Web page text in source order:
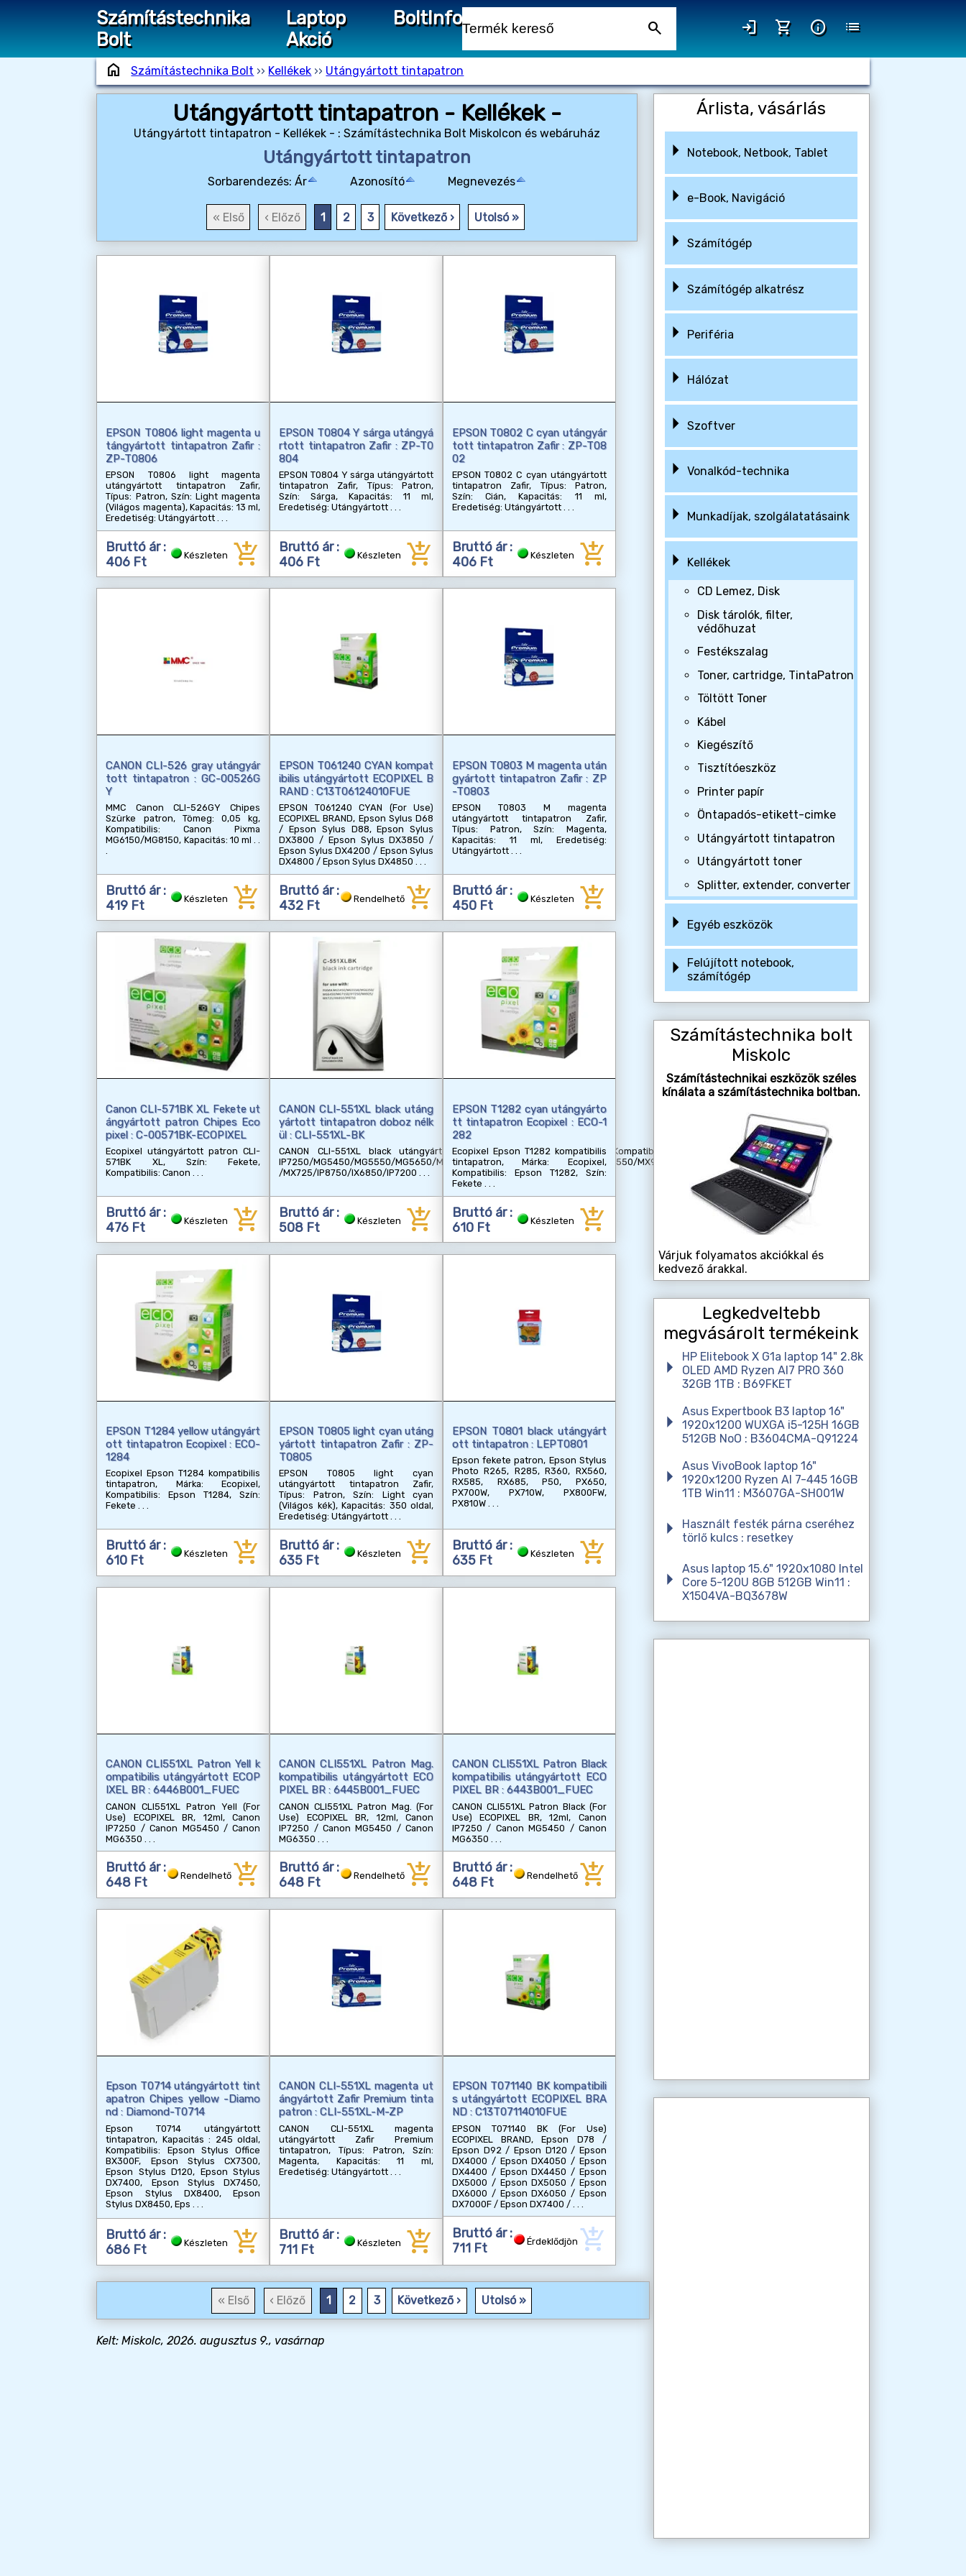
Számítástechnika
Bolt
Laptop
Akció
BoltInfo search login shopping_cart info list
home Számítástechnika Bolt ›› Kellékek ›› Utángyártott tintapatron
Utángyártott tintapatron - Kellékek -
Utángyártott tintapatron - Kellékek - : Számítástechnika Bolt Miskolcon és webáruház
Utángyártott tintapatron
Sorbarendezés: Ár Azonosító Megnevezés
« Első ‹ Előző 1 2 3 Következő › Utolsó »
EPSON T0806 light magenta u
tángyártott tintapatron Zafir :
ZP-T0806
EPSON T0806 light magenta
utángyártott tintapatron Zafir,
Típus: Patron, Szín: Light magenta
(Világos magenta), Kapacitás: 13 ml,
Eredetiség: Utángyártott
Bruttó ár :
406 Ft
Készleten add_shopping_cart
EPSON T0804 Y sárga utángyá
rtott tintapatron Zafir : ZP-T0
804
EPSON T0804 Y sárga utángyártott
tintapatron Zafir, Típus: Patron,
Szín: Sárga, Kapacitás: 11 ml,
Eredetiség: Utángyártott
Bruttó ár :
406 Ft
Készleten add_shopping_cart
EPSON T0802 C cyan utángyár
tott tintapatron Zafir : ZP-T08
02
EPSON T0802 C cyan utángyártott
tintapatron Zafir, Típus: Patron,
Szín: Cián, Kapacitás: 11 ml,
Eredetiség: Utángyártott
Bruttó ár :
406 Ft
Készleten add_shopping_cart
CANON CLI-526 gray utángyár
tott tintapatron : GC-00526G
Y
MMC Canon CLI-526GY Chipes
Szürke patron, Tömeg: 0,05 kg,
Kompatibilis: Canon Pixma
MG6150/MG8150, Kapacitás: 10 ml
Bruttó ár :
419 Ft
Készleten add_shopping_cart
EPSON T061240 CYAN kompat
ibilis utángyártott ECOPIXEL B
RAND : C13T06124010FUE
EPSON T061240 CYAN (For Use)
ECOPIXEL BRAND, Epson Sylus D68
/ Epson Sylus D88, Epson Sylus
DX3800 / Epson Sylus DX3850 /
Epson Sylus DX4200 / Epson Sylus
DX4800 / Epson Sylus DX4850
Bruttó ár :
432 Ft
Rendelhető add_shopping_cart
EPSON T0803 M magenta után
gyártott tintapatron Zafir : ZP
-T0803
EPSON T0803 M magenta
utángyártott tintapatron Zafir,
Típus: Patron, Szín: Magenta,
Kapacitás: 11 ml, Eredetiség:
Utángyártott
Bruttó ár :
450 Ft
Készleten add_shopping_cart
Canon CLI-571BK XL Fekete ut
ángyártott patron Chipes Eco
pixel : C-00571BK-ECOPIXEL
Ecopixel utángyártott patron CLI-
571BK XL, Szín: Fekete,
Kompatibilis: Canon
Bruttó ár :
476 Ft
Készleten add_shopping_cart
CANON CLI-551XL black utáng
yártott tintapatron doboz nélk
ül : CLI-551XL-BK
CANON CLI-551XL black utángyártott tintapatron, Kapacitás: 12 ml, Kompatibilis:
IP7250/MG5450/MG5550/MG5650/MG6350/MG6450/MG6650/MG7150/MG7550/MX925
/MX725/IP8750/IX6850/IP7200
Bruttó ár :
508 Ft
Készleten add_shopping_cart
EPSON T1282 cyan utángyárto
tt tintapatron Ecopixel : ECO-1
282
Ecopixel Epson T1282 kompatibilis
tintapatron, Márka: Ecopixel,
Kompatibilis: Epson T1282, Szín:
Fekete
Bruttó ár :
610 Ft
Készleten add_shopping_cart
EPSON T1284 yellow utángyárt
ott tintapatron Ecopixel : ECO-
1284
Ecopixel Epson T1284 kompatibilis
tintapatron, Márka: Ecopixel,
Kompatibilis: Epson T1284, Szín:
Fekete
Bruttó ár :
610 Ft
Készleten add_shopping_cart
EPSON T0805 light cyan utáng
yártott tintapatron Zafir : ZP-
T0805
EPSON T0805 light cyan
utángyártott tintapatron Zafir,
Típus: Patron, Szín: Light cyan
(Világos kék), Kapacitás: 350 oldal,
Eredetiség: Utángyártott
Bruttó ár :
635 Ft
Készleten add_shopping_cart
EPSON T0801 black utángyárt
ott tintapatron : LEPT0801
Epson fekete patron, Epson Stylus
Photo R265, R285, R360, RX560,
RX585, RX685, P50, PX650,
PX700W, PX710W, PX800FW,
PX810W
Bruttó ár :
635 Ft
Készleten add_shopping_cart
CANON CLI551XL Patron Yell k
ompatibilis utángyártott ECOP
IXEL BR : 6446B001_FUEC
CANON CLI551XL Patron Yell (For
Use) ECOPIXEL BR, 12ml, Canon
IP7250 / Canon MG5450 / Canon
MG6350
Bruttó ár :
648 Ft
Rendelhető add_shopping_cart
CANON CLI551XL Patron Mag.
kompatibilis utángyártott ECO
PIXEL BR : 6445B001_FUEC
CANON CLI551XL Patron Mag. (For
Use) ECOPIXEL BR, 12ml, Canon
IP7250 / Canon MG5450 / Canon
MG6350
Bruttó ár :
648 Ft
Rendelhető add_shopping_cart
CANON CLI551XL Patron Black
kompatibilis utángyártott ECO
PIXEL BR : 6443B001_FUEC
CANON CLI551XL Patron Black (For
Use) ECOPIXEL BR, 12ml, Canon
IP7250 / Canon MG5450 / Canon
MG6350
Bruttó ár :
648 Ft
Rendelhető add_shopping_cart
Epson T0714 utángyártott tint
apatron Chipes yellow -Diamo
nd : Diamond-T0714
Epson T0714 utángyártott
tintapatron, Kapacitás : 245 oldal,
Kompatibilis: Epson Stylus Office
BX300F, Epson Stylus CX7300,
Epson Stylus D120, Epson Stylus
DX7400, Epson Stylus DX7450,
Epson Stylus DX8400, Epson
Stylus DX8450, Eps
Bruttó ár :
686 Ft
Készleten add_shopping_cart
CANON CLI-551XL magenta ut
ángyártott Zafir Premium tinta
patron : CLI-551XL-M-ZP
CANON CLI-551XL magenta
utángyártott Zafir Premium
tintapatron, Típus: Patron, Szín:
Magenta, Kapacitás: 11 ml,
Eredetiség: Utángyártott
Bruttó ár :
711 Ft
Készleten add_shopping_cart
EPSON T071140 BK kompatibili
s utángyártott ECOPIXEL BRA
ND : C13T07114010FUE
EPSON T071140 BK (For Use)
ECOPIXEL BRAND, Epson D78 /
Epson D92 / Epson D120 / Epson
DX4000 / Epson DX4050 / Epson
DX4400 / Epson DX4450 / Epson
DX5000 / Epson DX5050 / Epson
DX6000 / Epson DX6050 / Epson
DX7000F / Epson DX7400 /
Bruttó ár :
711 Ft
Érdeklődjön add_shopping_cart
« Első ‹ Előző 1 2 3 Következő › Utolsó »
Kelt: Miskolc, 2026. augusztus 9., vasárnap
Árlista, vásárlás
Notebook, Netbook, Tablet
e-Book, Navigáció
Számítógép
Számítógép alkatrész
Periféria
Hálózat
Szoftver
Vonalkód-technika
Munkadíjak, szolgálatatásaink
Kellékek
CD Lemez, Disk
Disk tárolók, filter,
védőhuzat
Festékszalag
Toner, cartridge, TintaPatron
Töltött Toner
Kábel
Kiegészítő
Tisztítóeszköz
Printer papír
Öntapadós-etikett-cimke
Utángyártott tintapatron
Utángyártott toner
Splitter, extender, converter
Egyéb eszközök
Felújított notebook,
számítógép
Számítástechnika bolt
Miskolc
Számítástechnikai eszközök széles
kínálata a számítástechnika boltban.
Várjuk folyamatos akciókkal és
kedvező árakkal.
Legkedveltebb
megvásárolt termékeink
HP Elitebook X G1a laptop 14" 2.8k
OLED AMD Ryzen AI7 PRO 360
32GB 1TB : B69FKET
Asus Expertbook B3 laptop 16"
1920x1200 WUXGA i5-125H 16GB
512GB NoO : B3604CMA-Q91224
Asus VivoBook laptop 16"
1920x1200 Ryzen AI 7-445 16GB
1TB Win11 : M3607GA-SH001W
Használt festék párna cseréhez
törlő kulcs : resetkey
Asus laptop 15.6" 1920x1080 Intel
Core 5-120U 8GB 512GB Win11 :
X1504VA-BQ3678W